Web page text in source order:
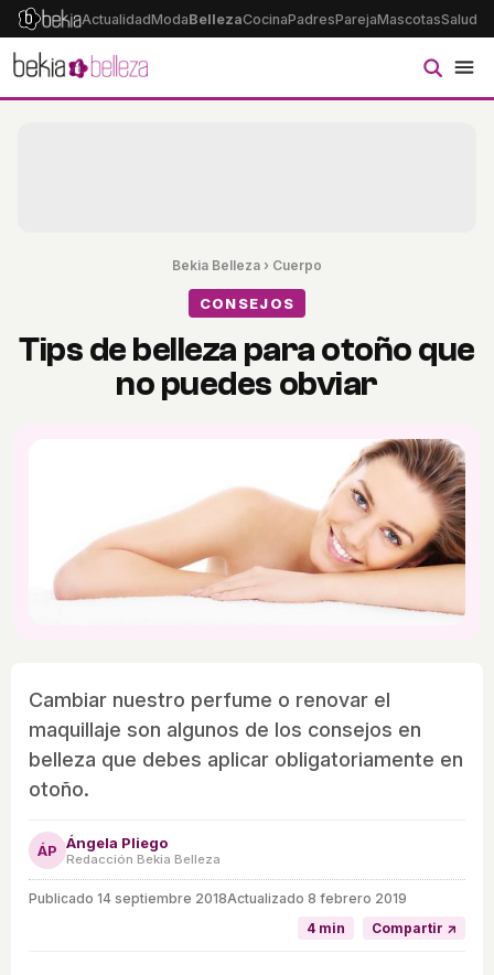
ActualidadModaBellezaCocinaPadresParejaMascotasSalud
Bekia Belleza › Cuerpo
CONSEJOS
Tips de belleza para otoño que
no puedes obviar
Cambiar nuestro perfume o renovar el
maquillaje son algunos de los consejos en
belleza que debes aplicar obligatoriamente en
otoño.
ÁP Ángela Pliego
Redacción Bekia Belleza
Publicado 14 septiembre 2018Actualizado 8 febrero 2019
4 min
Compartir ↗